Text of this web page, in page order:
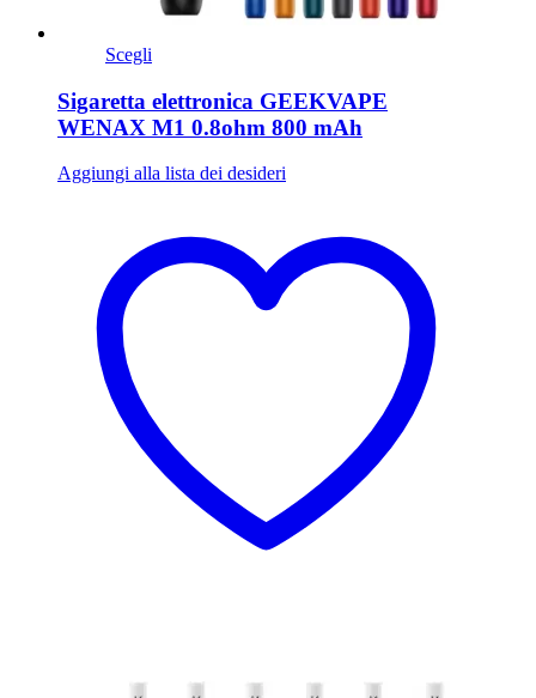
Scegli
Sigaretta elettronica GEEKVAPE
WENAX M1 0.8ohm 800 mAh
Aggiungi alla lista dei desideri